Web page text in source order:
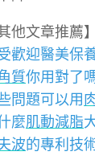
其他文章推薦】
歡迎醫美保
質你用對了
問題可以用
麼肌動減脂
波的專利技